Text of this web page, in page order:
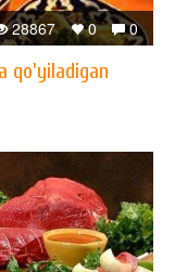
0
0
28867
qo'yiladigan